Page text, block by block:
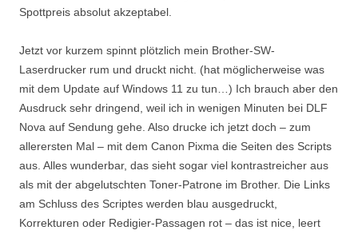
Spottpreis absolut akzeptabel.
Jetzt vor kurzem spinnt plötzlich mein Brother-SW-
Laserdrucker rum und druckt nicht. (hat möglicherweise was
mit dem Update auf Windows 11 zu tun…) Ich brauch aber den
Ausdruck sehr dringend, weil ich in wenigen Minuten bei DLF
Nova auf Sendung gehe. Also drucke ich jetzt doch – zum
allerersten Mal – mit dem Canon Pixma die Seiten des Scripts
aus. Alles wunderbar, das sieht sogar viel kontrastreicher aus
als mit der abgelutschten Toner-Patrone im Brother. Die Links
am Schluss des Scriptes werden blau ausgedruckt,
Korrekturen oder Redigier-Passagen rot – das ist nice, leert